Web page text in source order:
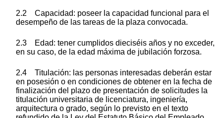
2.2 Capacidad: poseer la capacidad funcional para el
desempeño de las tareas de la plaza convocada.
2.3 Edad: tener cumplidos dieciséis años y no exceder,
en su caso, de la edad máxima de jubilación forzosa.
2.4 Titulación: las personas interesadas deberán estar
en posesión o en condiciones de obtener en la fecha de
finalización del plazo de presentación de solicitudes la
titulación universitaria de licenciatura, ingeniería,
arquitectura o grado, según lo previsto en el texto